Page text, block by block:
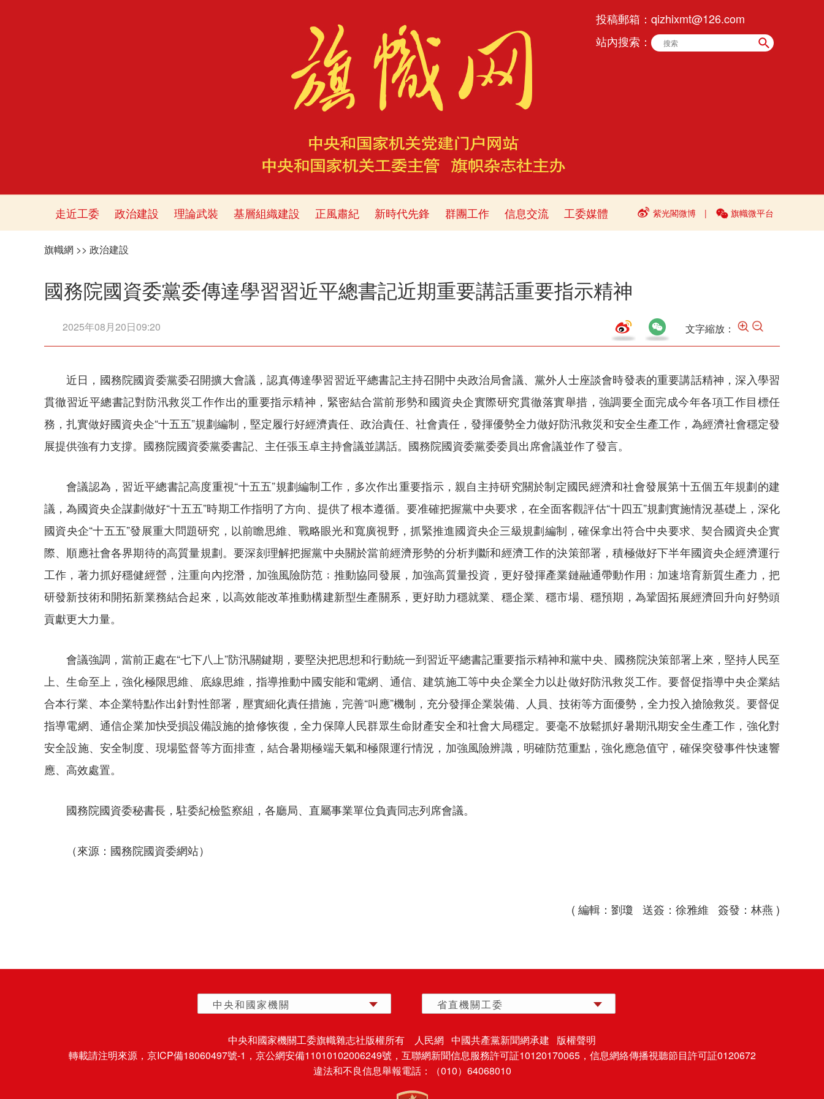
投稿郵箱： qizhixmt@126.com
站內搜索：
走近工委 政治建設 理論武裝 基層組織建設 正風肅紀 新時代先鋒 群團工作 信息交流 工委媒體 紫光閣微博 | 旗幟微平台
旗幟網 >> 政治建設
國務院國資委黨委傳達學習習近平總書記近期重要講話重要指示精神
2025年08月20日09:20 文字縮放：
近日，國務院國資委黨委召開擴大會議，認真傳達學習習近平總書記主持召開中央政治局會議、黨外人士座談會時發表的重要講話精神，深入學習
貫徹習近平總書記對防汛救災工作作出的重要指示精神，緊密結合當前形勢和國資央企實際研究貫徹落實舉措，強調要全面完成今年各項工作目標任
務，扎實做好國資央企“十五五”規劃編制，堅定履行好經濟責任、政治責任、社會責任，發揮優勢全力做好防汛救災和安全生產工作，為經濟社會穩定發
展提供強有力支撐。國務院國資委黨委書記、主任張玉卓主持會議並講話。國務院國資委黨委委員出席會議並作了發言。
會議認為，習近平總書記高度重視“十五五”規劃編制工作，多次作出重要指示，親自主持研究關於制定國民經濟和社會發展第十五個五年規劃的建
議，為國資央企謀劃做好“十五五”時期工作指明了方向、提供了根本遵循。要准確把握黨中央要求，在全面客觀評估“十四五”規劃實施情況基礎上，深化
國資央企“十五五”發展重大問題研究，以前瞻思維、戰略眼光和寬廣視野，抓緊推進國資央企三級規劃編制，確保拿出符合中央要求、契合國資央企實
際、順應社會各界期待的高質量規劃。要深刻理解把握黨中央關於當前經濟形勢的分析判斷和經濟工作的決策部署，積極做好下半年國資央企經濟運行
工作，著力抓好穩健經營，注重向內挖潛，加強風險防范﹔推動協同發展，加強高質量投資，更好發揮產業鏈融通帶動作用﹔加速培育新質生產力，把
研發新技術和開拓新業務結合起來，以高效能改革推動構建新型生產關系，更好助力穩就業、穩企業、穩市場、穩預期，為鞏固拓展經濟回升向好勢頭
貢獻更大力量。
會議強調，當前正處在“七下八上”防汛關鍵期，要堅決把思想和行動統一到習近平總書記重要指示精神和黨中央、國務院決策部署上來，堅持人民至
上、生命至上，強化極限思維、底線思維，指導推動中國安能和電網、通信、建筑施工等中央企業全力以赴做好防汛救災工作。要督促指導中央企業結
合本行業、本企業特點作出針對性部署，壓實細化責任措施，完善“叫應”機制，充分發揮企業裝備、人員、技術等方面優勢，全力投入搶險救災。要督促
指導電網、通信企業加快受損設備設施的搶修恢復，全力保障人民群眾生命財產安全和社會大局穩定。要毫不放鬆抓好暑期汛期安全生產工作，強化對
安全設施、安全制度、現場監督等方面排查，結合暑期極端天氣和極限運行情況，加強風險辨識，明確防范重點，強化應急值守，確保突發事件快速響
應、高效處置。
國務院國資委秘書長，駐委紀檢監察組，各廳局、直屬事業單位負責同志列席會議。
（來源：國務院國資委網站）
( 編輯：劉瓊 送簽：徐雅維 簽發：林燕 )
中央和國家機關 省直機關工委
中央和國家機關工委旗幟雜志社版權所有 人民網 中國共產黨新聞網承建 版權聲明
轉載請注明來源， 京ICP備18060497號-1 ，京公網安備11010102006249號， 互聯網新聞信息服務許可証10120170065， 信息網絡傳播視聽節目許可証0120672
違法和不良信息舉報電話：（010）64068010